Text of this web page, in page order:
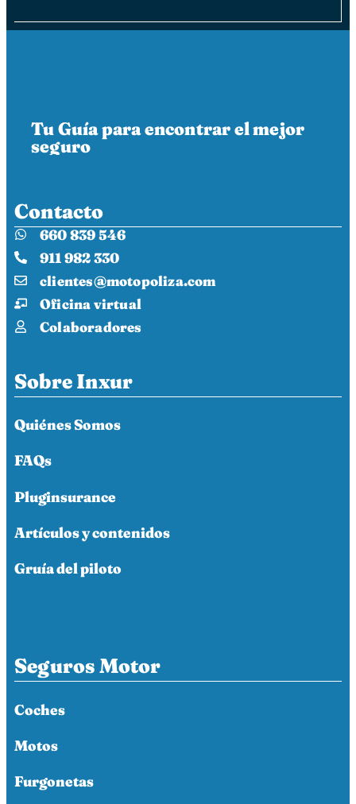
Tu Guía para encontrar el mejor
seguro
Contacto
660 839 546
911 982 330
clientes@motopoliza.com
Oficina virtual
Colaboradores
Sobre Inxur
Quiénes Somos
FAQs
Pluginsurance
Artículos y contenidos
Gruía del piloto
Seguros Motor
Coches
Motos
Furgonetas